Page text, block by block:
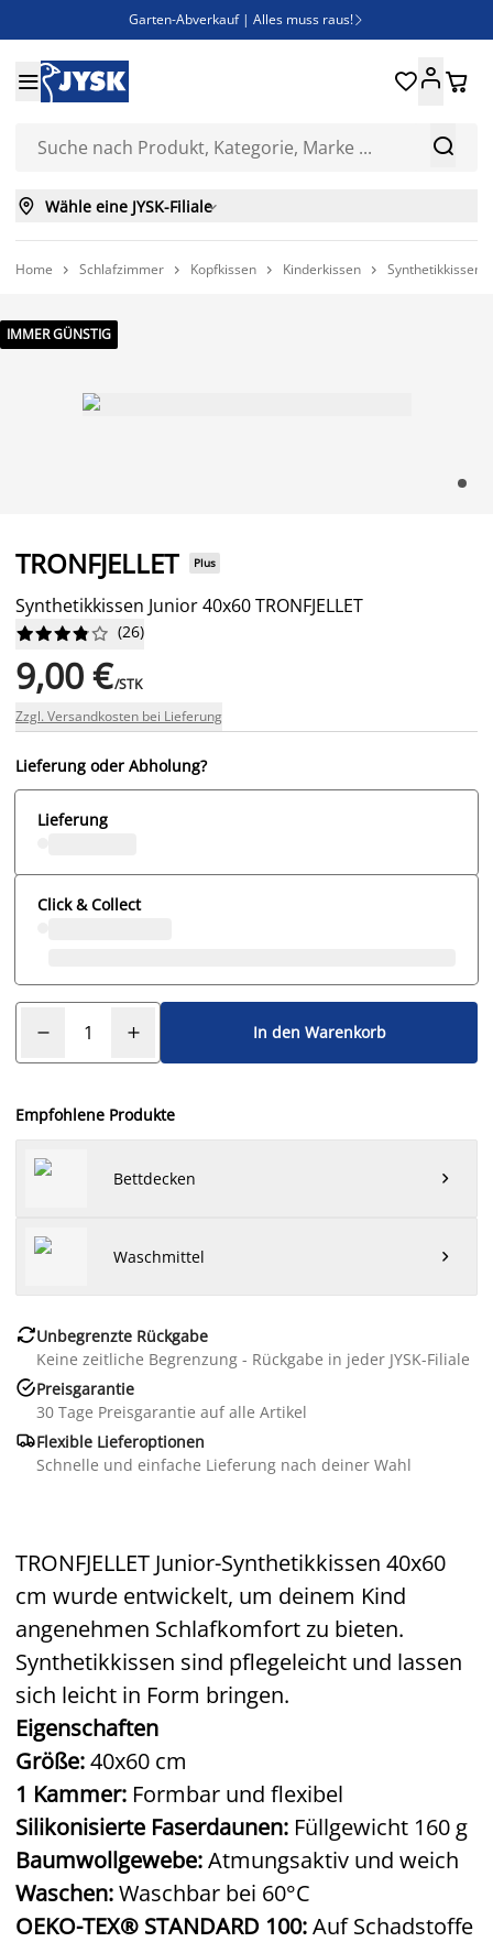
Garten-Abverkauf | Alles muss raus! 
Bist du Unternehmer? Entdecke JYSK-B2B
Esszimmerstuhl ADSLEV um nur 40€


 
 Wähle eine JYSK-Filiale
Home  Schlafzimmer  Kopfkissen  Kinderkissen  Synthetikkissen
IMMER GÜNSTIG
TRONFJELLET Plus
Synthetikkissen Junior 40x60 TRONFJELLET





 (26)
9,00 €/STK
Zzgl. Versandkosten bei Lieferung
Lieferung oder Abholung?
Lieferung
Click & Collect
In den Warenkorb
Empfohlene Produkte
Bettdecken 
Waschmittel 
Unbegrenzte Rückgabe
Keine zeitliche Begrenzung - Rückgabe in jeder JYSK-Filiale
Preisgarantie
30 Tage Preisgarantie auf alle Artikel
Flexible Lieferoptionen
Schnelle und einfache Lieferung nach deiner Wahl
TRONFJELLET Junior-Synthetikkissen 40x60
cm wurde entwickelt, um deinem Kind
angenehmen Schlafkomfort zu bieten.
Synthetikkissen sind pflegeleicht und lassen
sich leicht in Form bringen.
Eigenschaften
Größe:40x60 cm
1 Kammer: Formbar und flexibel
Silikonisierte Faserdaunen: Füllgewicht 160 g
Baumwollgewebe:Atmungsaktiv und weich
Waschen:Waschbar bei 60°C
OEKO-TEX® STANDARD 100:Auf Schadstoffe